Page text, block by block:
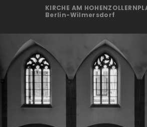
KIRCHE AM
Berlin-Wilmersdorf